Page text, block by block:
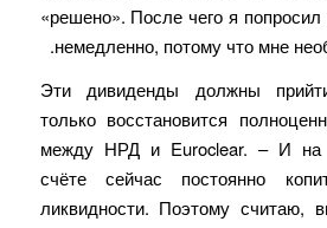
«решено». После чего я попросил
немедленно, потому что мне
Эти дивиденды должны
только восстановится
между НРД и Euroclear. – И на
счёте сейчас постоянно
ликвидности. Поэтому считаю,